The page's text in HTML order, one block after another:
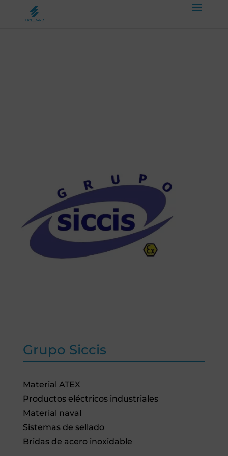
Grupo Siccis
Material ATEX
Productos eléctricos industriales
Material naval
Sistemas de sellado
Bridas de acero inoxidable